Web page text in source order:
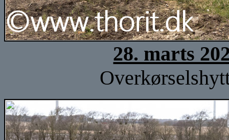
28. marts